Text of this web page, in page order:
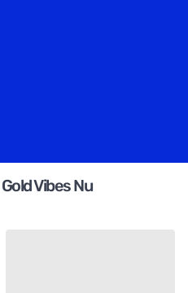
Vibes Nu